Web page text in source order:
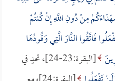
مِنْ دُونِ اللَّهِ إِنْ كُنتُمْ
فَاتَّقُوا النَّارَ الَّتِي وَقُودُهَا
[البقرة:23-24]، تحدٍ في